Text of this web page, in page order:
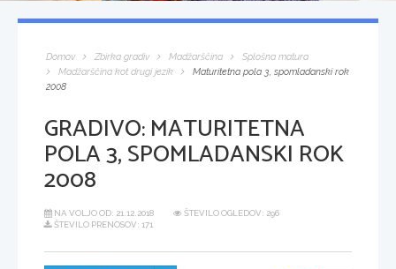
Domov Zbirka gradiv Madžarščina
Splošna matura
Madžarščina kot drugi jezik
Maturitetna pola 3, spomladanski rok
2008
GRADIVO:MATURITETNA
POLA 3, SPOMLADANSKI ROK
2008
NA VOLJO OD: 21.12.2018
ŠTEVILO OGLEDOV: 296
ŠTEVILO PRENOSOV: 171